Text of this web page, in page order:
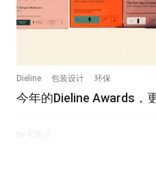
Dieline 包装设计 环保
今年的Dieline Awards，